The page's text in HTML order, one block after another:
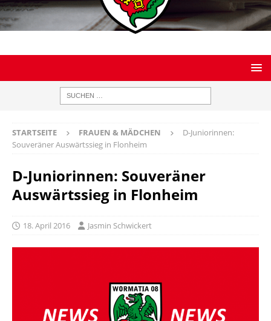
STARTSEITE FRAUEN & MÄDCHEN
D-Juniorinnen:
Souveräner Auswärtssieg in Flonheim
D-Juniorinnen: Souveräner
Auswärtssieg in Flonheim
18. April 2016 Jasmin Schwickert